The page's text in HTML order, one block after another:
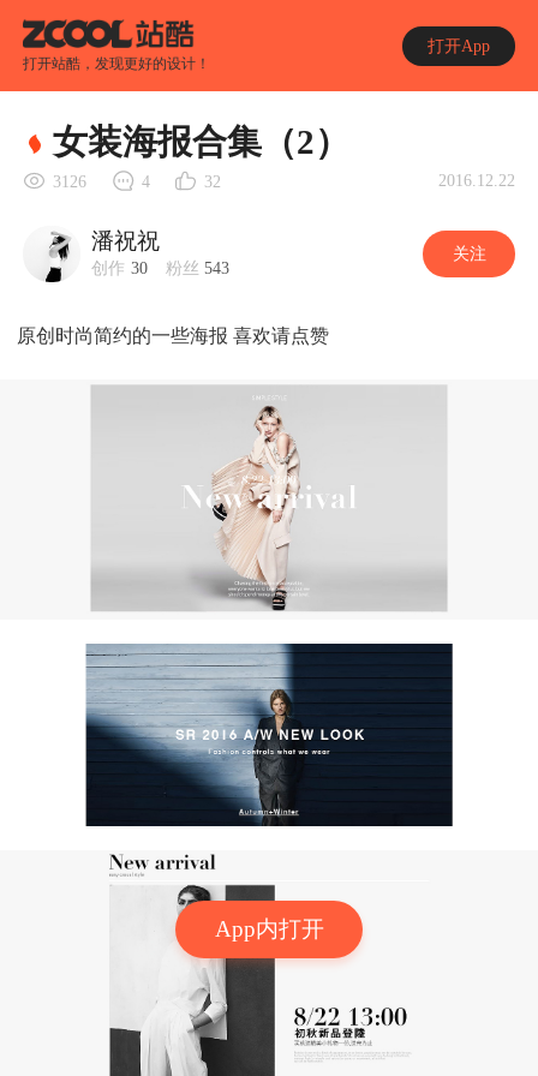
打开站酷，发现更好的设计！
打开App
App内打开
女装海报合集（2）
3126 4 32 2016.12.22
潘祝祝
创作 30 粉丝 543
关注
原创时尚简约的一些海报 喜欢请点赞